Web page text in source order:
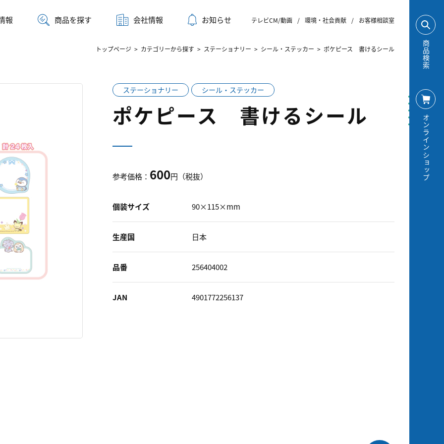
報 商品を探す 会社情報 お知らせ テレビCM/動画 / 環境・社会貢献 / お客様相談室
トップページ > カテゴリーから探す > ステーショナリー > シール・ステッカー > ポケピース 書けるシール
ステーショナリー シール・ステッカー
ポケピース 書けるシール
参考価格： 600円（税抜）
個装サイズ 90×115×mm
生産国 日本
品番 256404002
JAN 4901772256137
商品検索
オンラインショップ